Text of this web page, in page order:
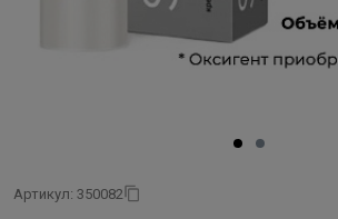
Артикул: 350082